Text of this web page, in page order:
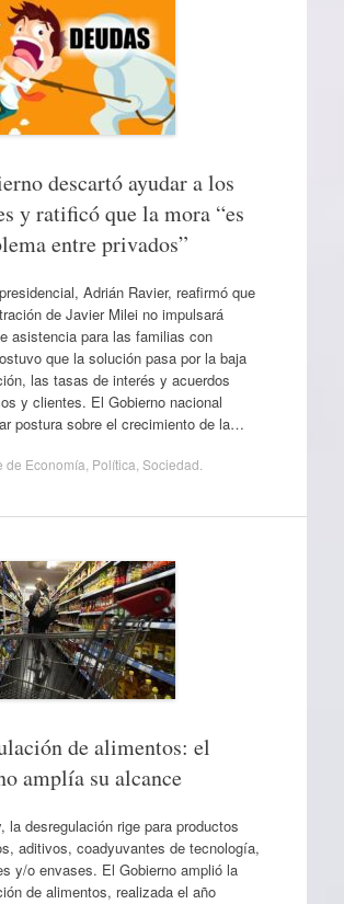
descartó ayudar a los
y ratificó que la mora “es
entre privados”
Adrián Ravier, reafirmó que
de Javier Milei no impulsará
asistencia para las familias con
que la solución pasa por la baja
las tasas de interés y acuerdos
y clientes. El Gobierno nacional
postura sobre el crecimiento de la…
de Economía Política Sociedad
de alimentos: el
amplía su alcance
la desregulación rige para productos
aditivos, coadyuvantes de tecnología,
y/o envases. El Gobierno amplió la
de alimentos, realizada el año